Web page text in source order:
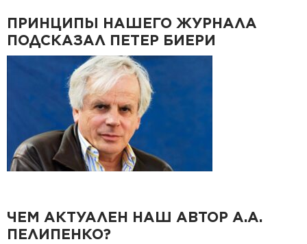
ПРИНЦИПЫ НАШЕГО ЖУРНАЛА
ПОДСКАЗАЛ ПЕТЕР БИЕРИ
ЧЕМ АКТУАЛЕН НАШ АВТОР А.А.
ПЕЛИПЕНКО?